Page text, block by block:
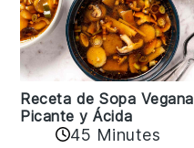
Receta de Sopa Vegana
Picante y Ácida
45 Minutes